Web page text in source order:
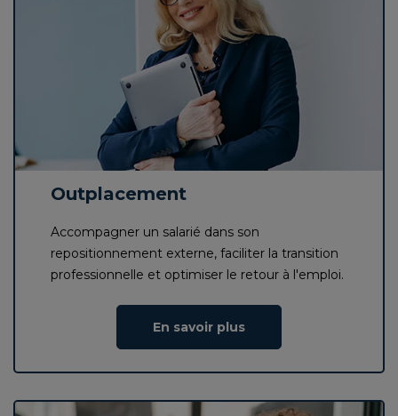
Outplacement
Accompagner un salarié dans son
repositionnement externe, faciliter la transition
professionnelle et optimiser le retour à l'emploi.
En savoir plus